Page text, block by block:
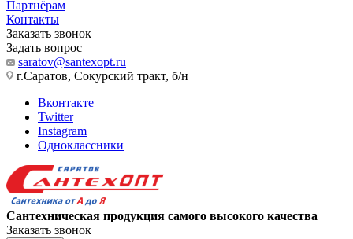
Партнёрам
Контакты
Заказать звонок
Задать вопрос
saratov@santexopt.ru
г.Саратов, Сокурский тракт, б/н
Вконтакте
Twitter
Instagram
Одноклассники
Сантехническая продукция самого высокого качества
Заказать звонок